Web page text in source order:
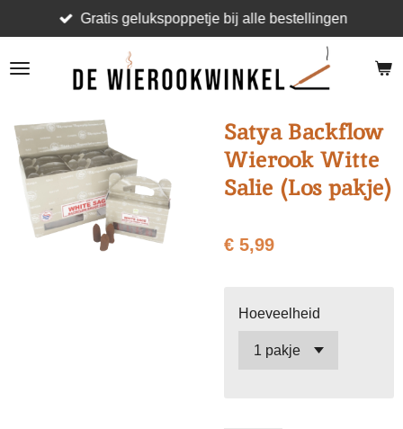
direct
naar
Gratis gelukspoppetje bij alle bestellingen
Satya Backflow
Wierook Witte
Salie (Los pakje)
€ 5,99
Hoeveelheid